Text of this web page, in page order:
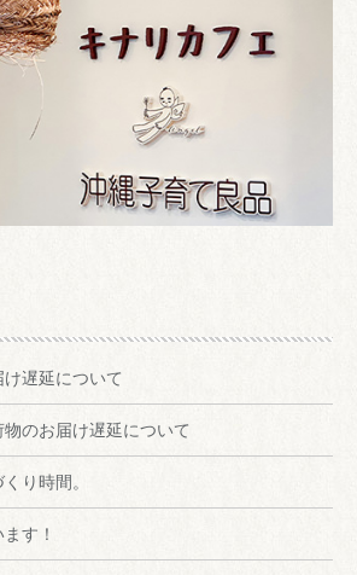
遅延について
のお届け遅延について
り時間。
す！